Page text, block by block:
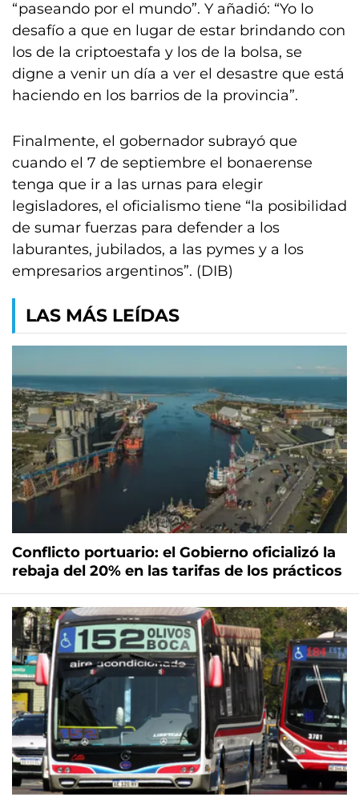
“paseando por el mundo”. Y añadió: “Yo lo
desafío a que en lugar de estar brindando con
los de la criptoestafa y los de la bolsa, se
digne a venir un día a ver el desastre que está
haciendo en los barrios de la provincia”.
Finalmente, el gobernador subrayó que
cuando el 7 de septiembre el bonaerense
tenga que ir a las urnas para elegir
legisladores, el oficialismo tiene “la posibilidad
de sumar fuerzas para defender a los
laburantes, jubilados, a las pymes y a los
empresarios argentinos”. (DIB)
LAS MÁS LEÍDAS
Conflicto portuario: el Gobierno oficializó la
rebaja del 20% en las tarifas de los prácticos